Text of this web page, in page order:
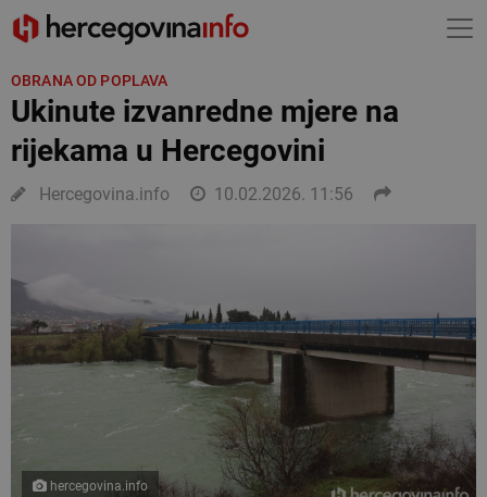
OBRANA OD POPLAVA
Ukinute izvanredne mjere na
rijekama u Hercegovini
Hercegovina.info 10.02.2026. 11:56
hercegovina.info